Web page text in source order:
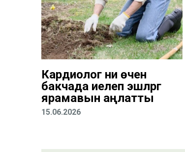
Кардиолог ни өчен
бакчада иелеп эшләргә
ярамавын аңлатты
15.06.2026